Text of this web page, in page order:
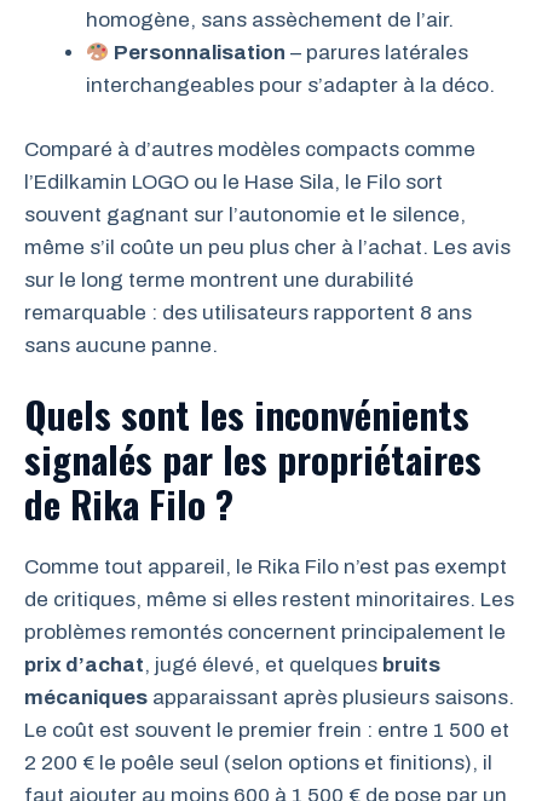
homogène, sans assèchement de l’air.
Personnalisation – parures latérales
interchangeables pour s’adapter à la déco.
Comparé à d’autres modèles compacts comme
l’Edilkamin LOGO ou le Hase Sila, le Filo sort
souvent gagnant sur l’autonomie et le silence,
même s’il coûte un peu plus cher à l’achat. Les avis
sur le long terme montrent une durabilité
remarquable : des utilisateurs rapportent 8 ans
sans aucune panne.
Quels sont les inconvénients
signalés par les propriétaires
de Rika Filo ?
Comme tout appareil, le Rika Filo n’est pas exempt
de critiques, même si elles restent minoritaires. Les
problèmes remontés concernent principalement le
prix d’achat, jugé élevé, et quelques bruits
mécaniques apparaissant après plusieurs saisons.
Le coût est souvent le premier frein : entre 1 500 et
2 200 € le poêle seul (selon options et finitions), il
faut ajouter au moins 600 à 1 500 € de pose par un